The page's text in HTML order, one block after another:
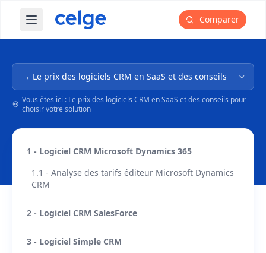
Ouvrir le menu principal Comparer
Navigation dans l'arborescence
Vous êtes ici : Le prix des logiciels CRM en SaaS et des conseils pour
choisir votre solution
1 - Logiciel CRM Microsoft Dynamics 365
1.1 - Analyse des tarifs éditeur Microsoft Dynamics
CRM
2 - Logiciel CRM SalesForce
3 - Logiciel Simple CRM